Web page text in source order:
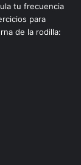
k
tu frecuencia
para
de la rodilla: